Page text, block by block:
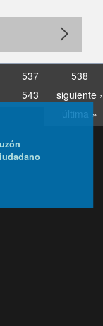
537
538
543
siguiente ›
última »
Buzón
Ciudadano